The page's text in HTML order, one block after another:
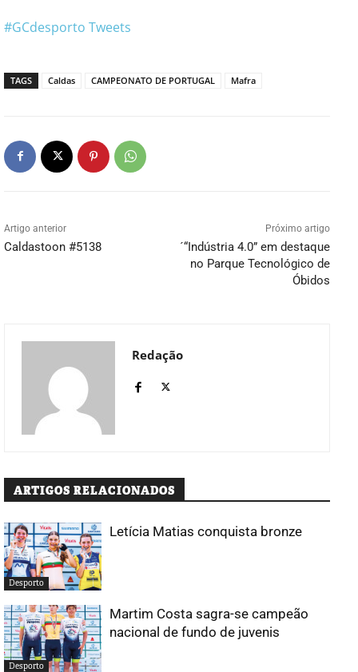
#GCdesporto Tweets
TAGS Caldas CAMPEONATO DE PORTUGAL Mafra
Artigo anterior
Caldastoon #5138
Próximo artigo
´“Indústria 4.0” em destaque
no Parque Tecnológico de
Óbidos
Redação
ARTIGOS RELACIONADOS
Desporto
Letícia Matias conquista bronze
Desporto
Martim Costa sagra-se campeão
nacional de fundo de juvenis